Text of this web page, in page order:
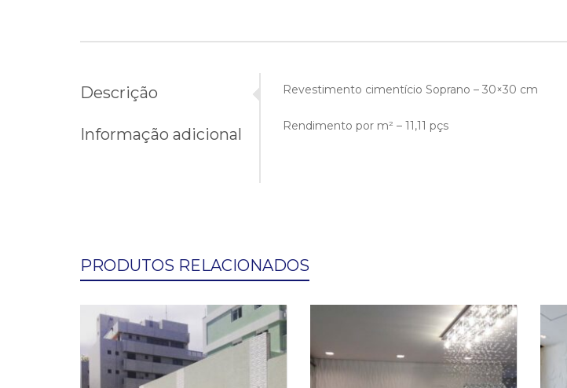
Descrição
Informação adicional
Revestimento cimentício Soprano – 30×30 cm
Rendimento por m² – 11,11 pçs
PRODUTOS RELACIONADOS